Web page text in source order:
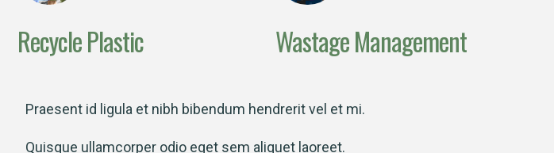
Recycle Plastic Wastage Management
Praesent id ligula et nibh bibendum hendrerit vel et mi.
Quisque ullamcorper odio eget sem aliquet laoreet.